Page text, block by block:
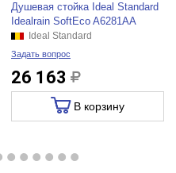
Душевая стойка Ideal Standard
Idealrain SoftEco A6281AA
Ideal Standard
Задать вопрос
26 163
В корзину